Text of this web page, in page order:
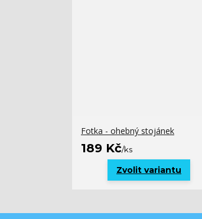
Fotka - ohebný stojánek
189 Kč/ks
Zvolit variantu